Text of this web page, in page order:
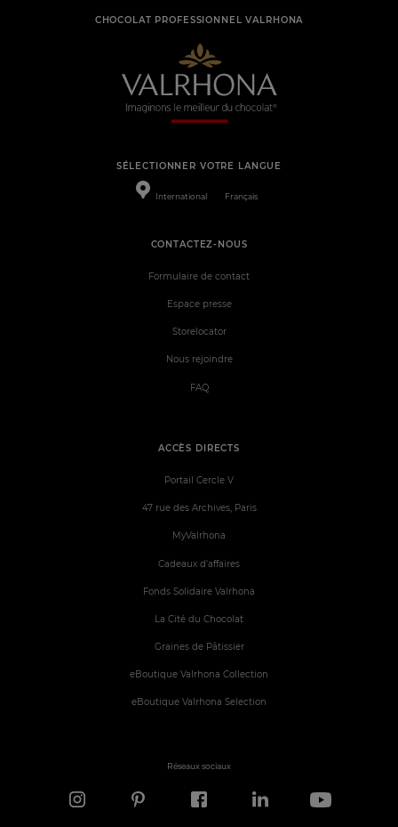
CHOCOLAT PROFESSIONNEL VALRHONA
SÉLECTIONNER VOTRE LANGUE
International Français
ACCÈS DIRECTS
Portail Cercle V
47 rue des Archives, Paris
MyValrhona
Cadeaux d'affaires
Fonds Solidaire Valrhona
La Cité du Chocolat
Graines de Pâtissier
eBoutique Valrhona Collection
eBoutique Valrhona Selection
CONTACTEZ-NOUS
Formulaire de contact
Espace presse
Storelocator
Nous rejoindre
FAQ
Réseaux sociaux